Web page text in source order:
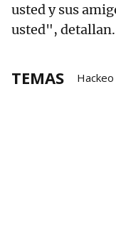
usted y sus
usted", detallan.
TEMAS Hackeo